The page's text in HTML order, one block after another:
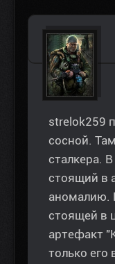
strelok259
сосной.
сталкера.
стоящий в
аномалию.
стоящей в
артефакт
только